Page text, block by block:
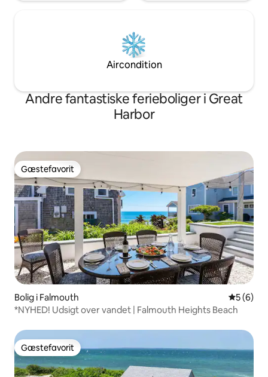
Aircondition
Andre fantastiske ferieboliger i Great
Harbor
Gæstefavorit
Gæstefavorit
Bolig i Falmouth 5 ud af 5
5 (6)
*NYHED! Udsigt over vandet | Falmouth Heights Beach
Gæstefavorit
Gæstefavorit